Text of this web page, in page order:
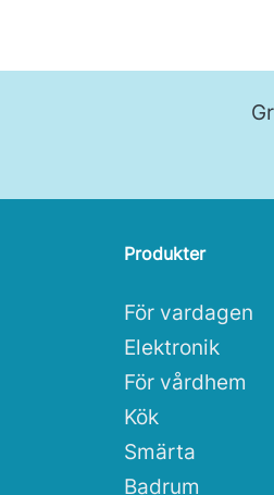
Produkter
För vardagen
Elektronik
För vårdhem
Kök
Smärta
Badrum